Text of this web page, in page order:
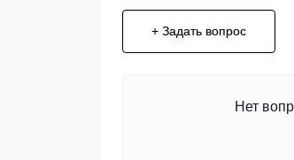
+ Задать вопрос
Нет